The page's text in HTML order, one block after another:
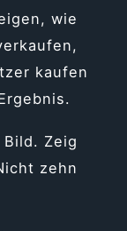
wie
kaufen
Zeig
zehn